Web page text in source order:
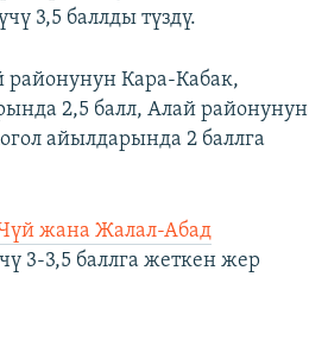
3,5 баллды түздү.
Кара-Кабак,
2,5 балл, Алай районунун
айылдарында 2 баллга
жана Жалал-Абад
3-3,5 баллга жеткен жер